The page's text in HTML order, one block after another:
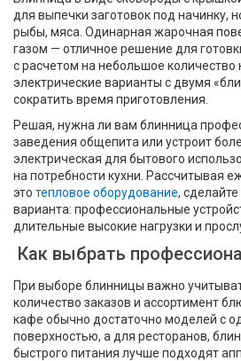
для выпечки заготовок под начинку,
рыбы, мяса. Одинарная жарочная
газом — отличное решение для
с расчетом на небольшое количество
электрические варианты с двумя
сократить время приготовления.
Решая, нужна ли вам блинница
заведения общепита или устроит
электрическая​ для бытового
на потребности кухни. Рассчитывая
это тепловое оборудование,
варианта: профессиональные
длительные высокие нагрузки и
Как выбрать
При выборе блинницы важно
количество заказов и ассортимент
кафе обычно достаточно моделей с
поверхностью, а для ресторанов,
быстрого питания лучше подходят